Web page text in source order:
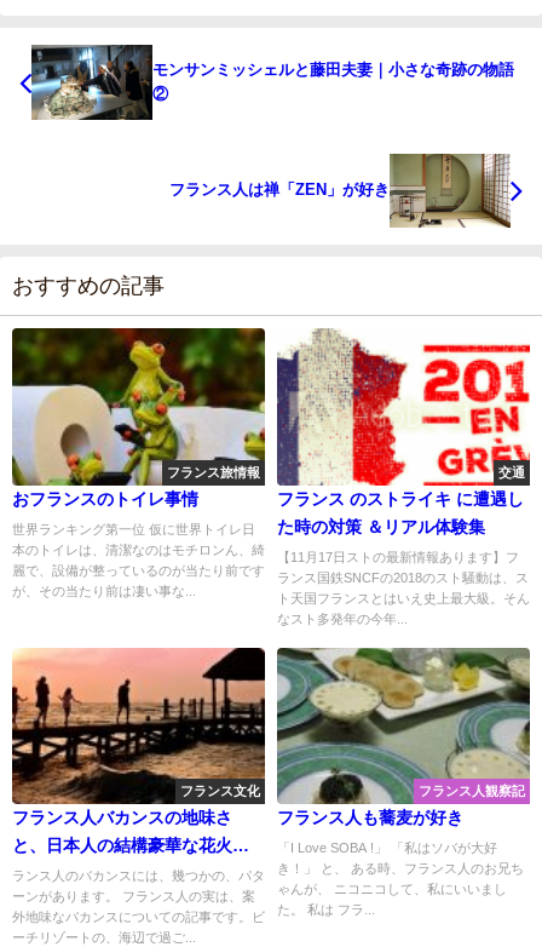
モンサンミッシェルと藤田夫妻｜小さな奇跡の物語
②
フランス人は禅「ZEN」が好き
おすすめの記事
フランス旅情報
おフランスのトイレ事情
世界ランキング第一位 仮に世界トイレ日
本のトイレは、清潔なのはモチロンん、綺
麗で、設備が整っているのが当たり前です
が、その当たり前は凄い事な...
交通
フランス のストライキ に遭遇し
た時の対策 ＆リアル体験集
【11月17日ストの最新情報あります】フ
ランス国鉄SNCFの2018のスト騒動は、ス
ト天国フランスとはいえ史上最大級。そん
なスト多発年の今年...
フランス文化
フランス人バカンスの地味さ
と、日本人の結構豪華な花火休
暇
ランス人のバカンスには、幾つかの、パタ
ーンがあります。 フランス人の実は、案
外地味なバカンスについての記事です。ビ
ーチリゾートの、海辺で過ご...
フランス人観察記
フランス人も蕎麦が好き
「I Love SOBA !」 「私はソバが大好
き！」 と、 ある時、フランス人のお兄ち
ゃんが、 ニコニコして、私にいいまし
た。 私は フラ...